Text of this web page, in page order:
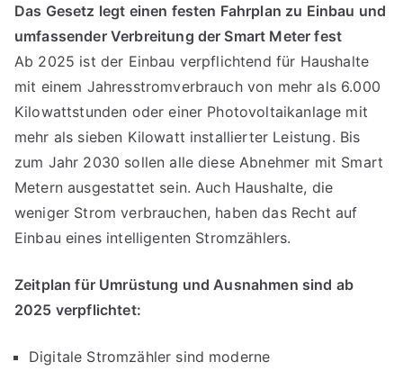
Das Gesetz legt einen festen Fahrplan zu Einbau und
umfassender Verbreitung der Smart Meter fest
Ab 2025 ist der Einbau verpflichtend für Haushalte
mit einem Jahresstromverbrauch von mehr als 6.000
Kilowattstunden oder einer Photovoltaikanlage mit
mehr als sieben Kilowatt installierter Leistung. Bis
zum Jahr 2030 sollen alle diese Abnehmer mit Smart
Metern ausgestattet sein. Auch Haushalte, die
weniger Strom verbrauchen, haben das Recht auf
Einbau eines intelligenten Stromzählers.
Zeitplan für Umrüstung und Ausnahmen sind ab
2025 verpflichtet:
Digitale Stromzähler sind moderne